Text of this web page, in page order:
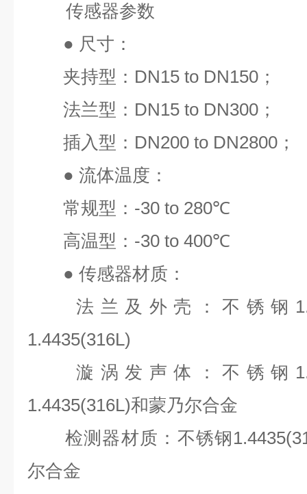
传感器参数
● 尺寸：
夹持型： DN15 to DN150 ；
法兰型： DN15 to DN300 ；
插入型： DN200 to DN2800 ；
● 流体温度：
常规型： -30 to 280℃
高温型： -30 to 400℃
● 传感器材质：
法兰及外壳：不锈钢
1.4435(316L)
漩涡发声体：不锈钢
1.4435(316L)和蒙乃尔合金
检测器材质：不锈钢
尔合金